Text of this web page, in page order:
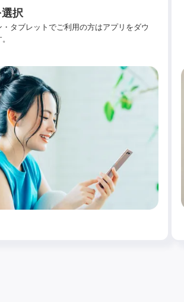
択
タブレットでご利用の方はアプリをダウ